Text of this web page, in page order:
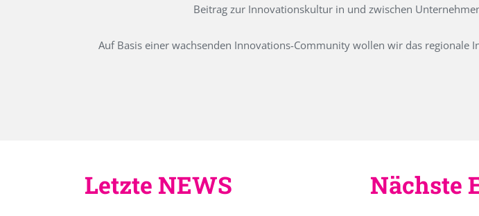
Beitrag zur Innovationskultur in und zwischen
Auf Basis einer wachsenden Innovations-Community wollen wir das
Letzte NEWS Nächste